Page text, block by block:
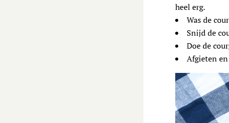
heel erg.
Was de
Snijd de
Doe de
Afgieten